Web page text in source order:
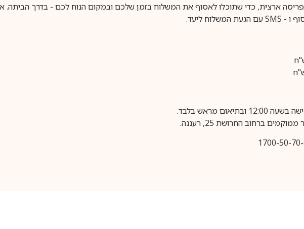
ארצית, כדי שתוכלו לאסוף את המשלוח בזמן שלכם ובמקום הנוח לכם - בדרך הביתה.
ו - SMSעם הגעת המשלוח ליעד.
מראש בלבד.
ברחוב החרושת 25, רעננה.